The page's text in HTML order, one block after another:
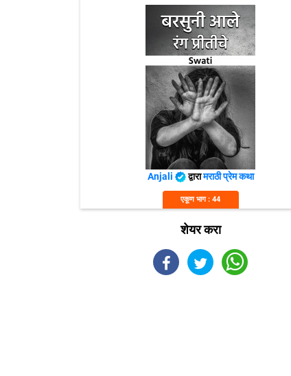
Anjali द्वारामराठी प्रेम कथा
एकूण भाग : 44
शेयर करा